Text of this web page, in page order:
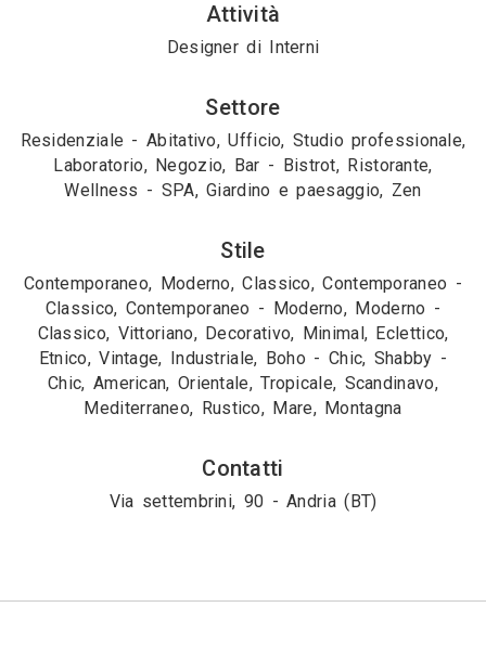
Attività
Designer di Interni
Settore
Residenziale - Abitativo, Ufficio, Studio professionale,
Laboratorio, Negozio, Bar - Bistrot, Ristorante,
Wellness - SPA, Giardino e paesaggio, Zen
Stile
Contemporaneo, Moderno, Classico, Contemporaneo -
Classico, Contemporaneo - Moderno, Moderno -
Classico, Vittoriano, Decorativo, Minimal, Eclettico,
Etnico, Vintage, Industriale, Boho - Chic, Shabby -
Chic, American, Orientale, Tropicale, Scandinavo,
Mediterraneo, Rustico, Mare, Montagna
Contatti
Via settembrini, 90 - Andria (BT)